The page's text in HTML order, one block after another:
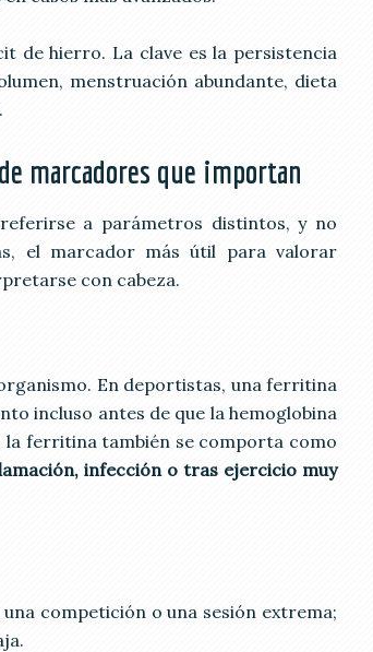
de hierro. La clave es la persistencia
menstruación abundante, dieta
marcadores que importan
a parámetros distintos, y no
el marcador más útil para valorar
con cabeza.
En deportistas, una ferritina
incluso antes de que la hemoglobina
la ferritina también se comporta como
infección o tras ejercicio muy
competición o una sesión extrema;